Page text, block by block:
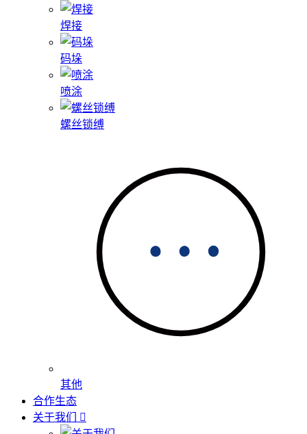
焊接
码垛
喷涂
螺丝锁缚
其他
合作生态
关于我们